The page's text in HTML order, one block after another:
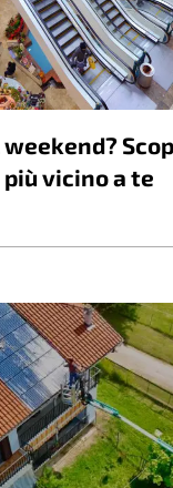
weekend?
vicino a te